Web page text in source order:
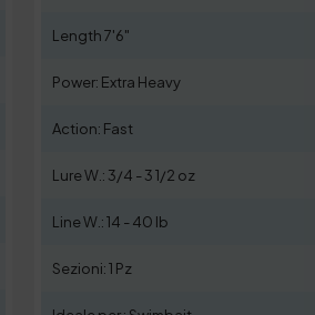
Length 7'6"
Power: Extra Heavy
Action: Fast
Lure W.: 3/4 - 3 1/2 oz
Line W.: 14 - 40 lb
Sezioni: 1 Pz